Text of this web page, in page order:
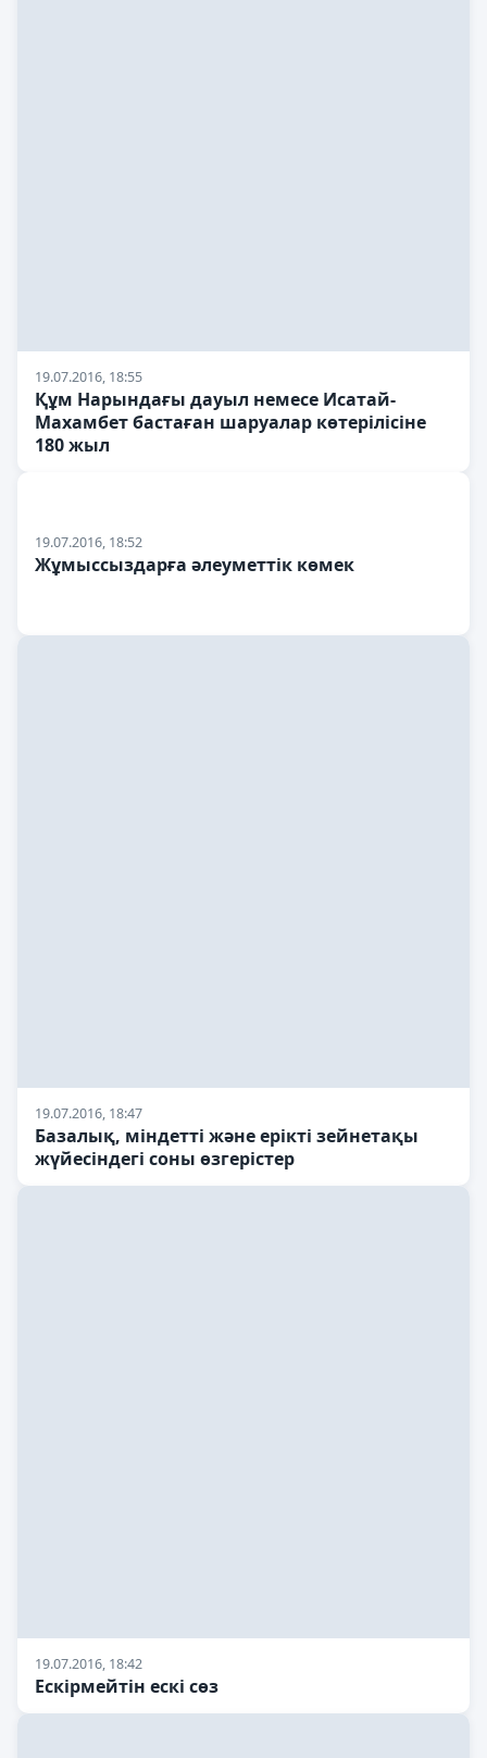
19.07.2016, 18:55
Құм Нарындағы дауыл немесе Исатай-
Махамбет бастаған шаруалар көтерілісіне
180 жыл
19.07.2016, 18:52
Жұмыссыздарға әлеуметтік көмек
19.07.2016, 18:47
Базалық, міндетті және ерікті зейнетақы
жүйесіндегі соны өзгерістер
19.07.2016, 18:42
Ескірмейтін ескі сөз